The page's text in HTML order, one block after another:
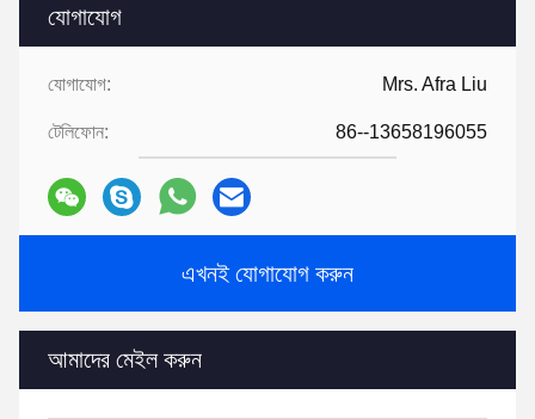
যোগাযোগ
যোগাযোগ: Mrs. Afra Liu
টেলিফোন: 86--13658196055
এখনই যোগাযোগ করুন
আমাদের মেইল ​​করুন